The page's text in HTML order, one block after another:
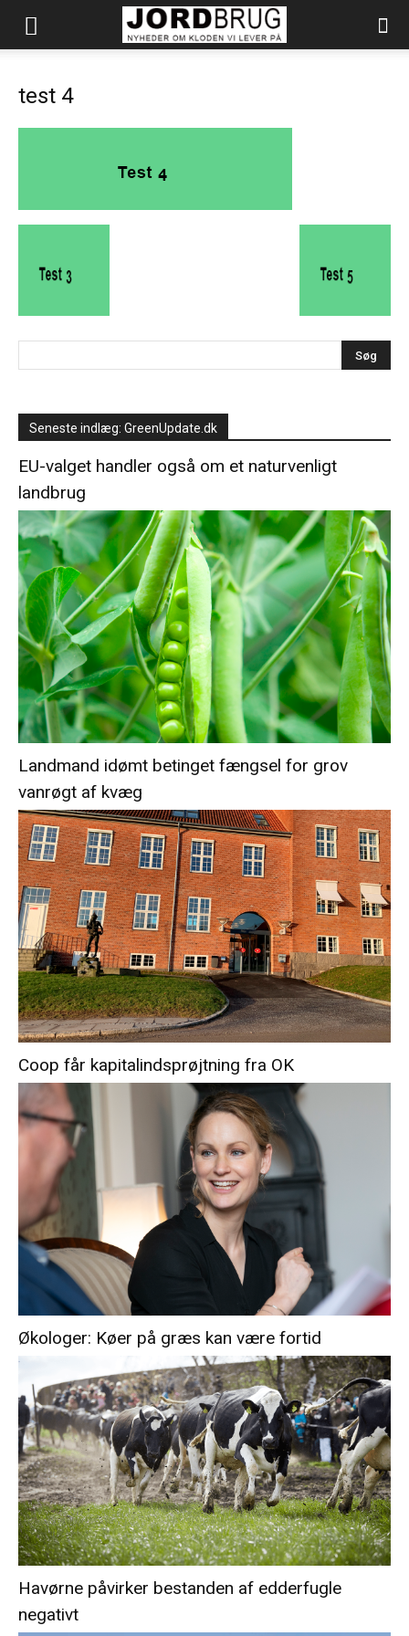
test 4
Seneste indlæg: GreenUpdate.dk
EU-valget handler også om et naturvenligt
landbrug
Landmand idømt betinget fængsel for grov
vanrøgt af kvæg
Coop får kapitalindsprøjtning fra OK
Økologer: Køer på græs kan være fortid
Havørne påvirker bestanden af edderfugle
negativt